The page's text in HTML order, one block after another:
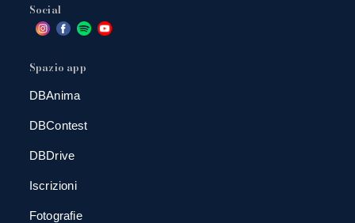
Social
Spazio app
DBAnima
DBContest
DBDrive
Iscrizioni
Fotografie